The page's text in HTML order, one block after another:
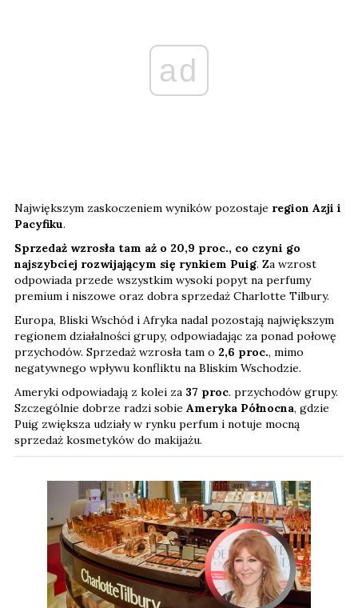
ad
Największym zaskoczeniem wyników pozostaje region Azji i
Pacyfiku.
Sprzedaż wzrosła tam aż o 20,9 proc., co czyni go
najszybciej rozwijającym się rynkiem Puig. Za wzrost
odpowiada przede wszystkim wysoki popyt na perfumy
premium i niszowe oraz dobra sprzedaż Charlotte Tilbury.
Europa, Bliski Wschód i Afryka nadal pozostają największym
regionem działalności grupy, odpowiadając za ponad połowę
przychodów. Sprzedaż wzrosła tam o 2,6 proc., mimo
negatywnego wpływu konfliktu na Bliskim Wschodzie.
Ameryki odpowiadają z kolei za 37 proc. przychodów grupy.
Szczególnie dobrze radzi sobie Ameryka Północna, gdzie
Puig zwiększa udziały w rynku perfum i notuje mocną
sprzedaż kosmetyków do makijażu.